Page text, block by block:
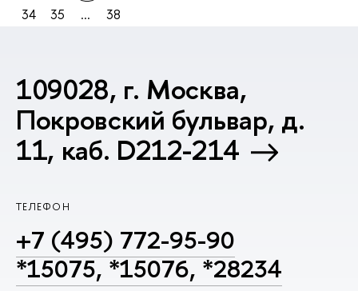
34
35 ... 38
109028, г. Москва,
Покровский бульвар, д.
11, каб. D212-214
ТЕЛЕФОН
+7 (495) 772-95-90
*15075, *15076, *28234